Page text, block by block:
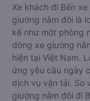
Xe khách đi Bến
giường nằm đôi là
kế như một phòng
dòng xe giường
hiện tại Việt Nam.
ứng yêu cầu ngày
dịch vụ vận tải. So
giường nằm đôi đi